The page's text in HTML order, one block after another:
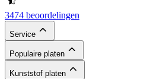
3474 beoordelingen
Service
Populaire platen
Kunststof platen